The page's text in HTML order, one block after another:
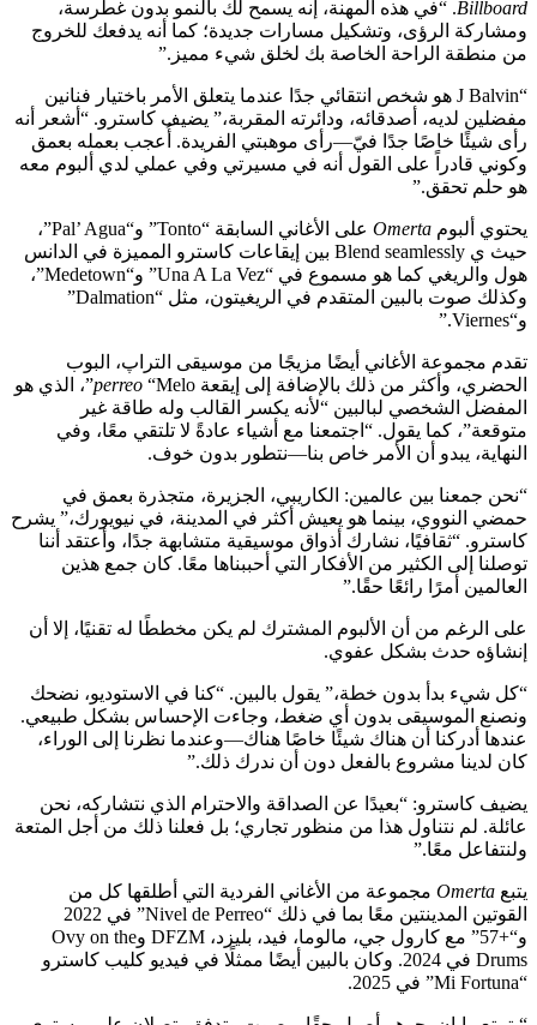
Billboard. “في هذه المهنة، إنه يسمح لك بالنمو بدون غطرسة،
ومشاركة الرؤى، وتشكيل مسارات جديدة؛ كما أنه يدفعك للخروج
من منطقة الراحة الخاصة بك لخلق شيء مميز.”
“J Balvin هو شخص انتقائي جدًا عندما يتعلق الأمر باختيار فنانين
مفضلين لديه، أصدقائه، ودائرته المقربة،” يضيف كاسترو. “أشعر أنه
رأى شيئًا خاصًا جدًا فيّ—رأى موهبتي الفريدة. أُعجب بعمله بعمق
وكوني قادراً على القول أنه في مسيرتي وفي عملي لدي ألبوم معه
هو حلم تحقق.”
يحتوي ألبوم Omerta
على الأغاني السابقة “Tonto” و“Pal’ Agua”،
حيث ي Blend seamlessly بين إيقاعات كاسترو المميزة في الدانس
هول والريغي كما هو مسموع في “Una A La Vez” و“Medetown”،
وكذلك صوت بالبين المتقدم في الريغيتون، مثل “Dalmation”
و“Viernes.”
تقدم مجموعة الأغاني أيضًا مزيجًا من موسيقى التراپ، البوب
الحضري، وأكثر من ذلك بالإضافة إلى إيقعة
perreo“Melo”، الذي هو
المفضل الشخصي لبالبين “لأنه يكسر القالب وله طاقة غير
متوقعة”، كما يقول. “اجتمعنا مع أشياء عادةً لا تلتقي معًا، وفي
النهاية، يبدو أن الأمر خاص بنا—نتطور بدون خوف.
“نحن جمعنا بين عالمين: الكاريبي، الجزيرة، متجذرة بعمق في
حمضي النووي، بينما هو يعيش أكثر في المدينة، في نيويورك،” يشرح
كاسترو. “ثقافيًا، نشارك أذواق موسيقية متشابهة جدًا، وأعتقد أننا
توصلنا إلى الكثير من الأفكار التي أحببناها معًا. كان جمع هذين
العالمين أمرًا رائعًا حقًا.”
على الرغم من أن الألبوم المشترك لم يكن مخططًا له تقنيًا، إلا أن
إنشاؤه حدث بشكل عفوي.
“كل شيء بدأ بدون خطة،” يقول بالبين. “كنا في الاستوديو، نضحك
ونصنع الموسيقى بدون أي ضغط، وجاءت الإحساس بشكل طبيعي.
عندها أدركنا أن هناك شيئًا خاصًا هناك—وعندما نظرنا إلى الوراء،
كان لدينا مشروع بالفعل دون أن ندرك ذلك.”
يضيف كاسترو: “بعيدًا عن الصداقة والاحترام الذي نتشاركه، نحن
عائلة. لم نتناول هذا من منظور تجاري؛ بل فعلنا ذلك من أجل المتعة
ولنتفاعل معًا.”
يتبع Omerta مجموعة من الأغاني الفردية التي أطلقها كل من
القوتين المدينتين معًا بما في ذلك “Nivel de Perreo” في 2022
و“+57” مع كارول جي، مالوما، فيد، بليزد، DFZM وOvy on the
Drums في 2024. وكان بالبين أيضًا ممثلًا في فيديو كليب كاسترو
“Mi Fortuna” في 2025.